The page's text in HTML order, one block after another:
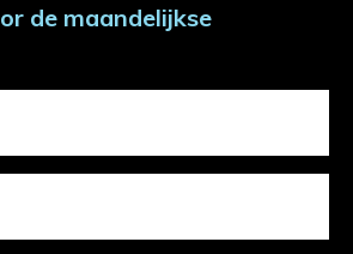
de maandelijkse